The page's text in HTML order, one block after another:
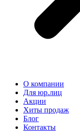
О компании
Для юр.лиц
Акции
Хиты продаж
Блог
Контакты